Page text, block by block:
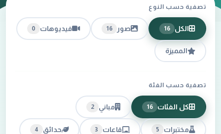
تصفية حسب النوع
الكل 16 صور 16 فيديوهات 0
المميزة
تصفية حسب الفئة
كل الفئات 16 مباني 2
مختبرات 5 قاعات 3 حدائق 4